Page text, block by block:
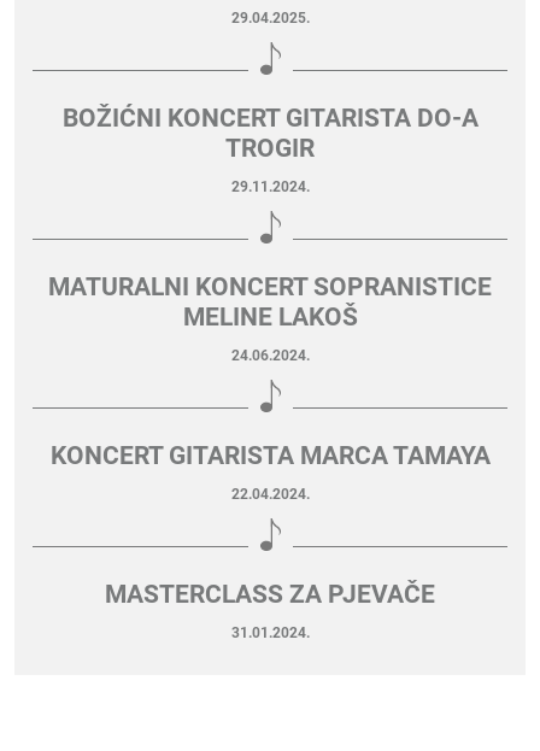
29.04.2025.
BOŽIĆNI KONCERT GITARISTA DO-A
TROGIR
29.11.2024.
MATURALNI KONCERT SOPRANISTICE
MELINE LAKOŠ
24.06.2024.
KONCERT GITARISTA MARCA TAMAYA
22.04.2024.
MASTERCLASS ZA PJEVAČE
31.01.2024.